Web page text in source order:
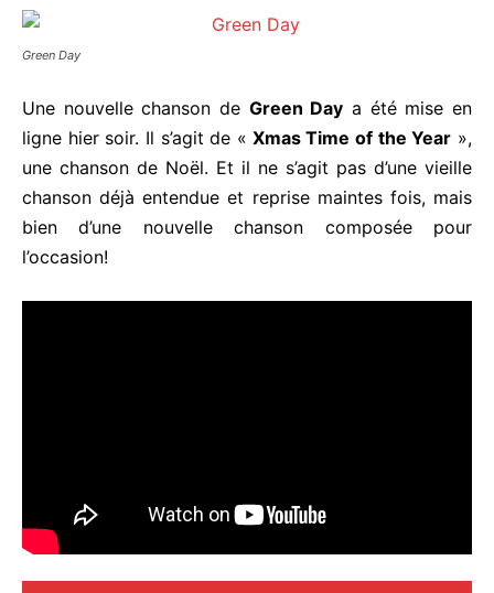
Green Day
Une nouvelle chanson de Green Day a été mise en
ligne hier soir. Il s’agit de « Xmas Time of the Year »,
une chanson de Noël. Et il ne s’agit pas d’une vieille
chanson déjà entendue et reprise maintes fois, mais
bien d’une nouvelle chanson composée pour
l’occasion!